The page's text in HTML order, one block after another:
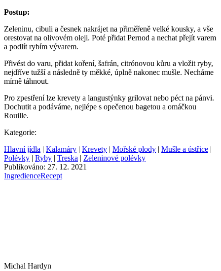
Postup:
Zeleninu, cibuli a česnek nakrájet na přiměřeně velké kousky, a vše
orestovat na olivovém oleji. Poté přidat Pernod a nechat přejít varem
a podlít rybím vývarem.
Přivést do varu, přidat koření, šafrán, citrónovou kůru a vložit ryby,
nejdříve tužší a následně ty měkké, úplně nakonec mušle. Necháme
mírně táhnout.
Pro zpestření lze krevety a langustýnky grilovat nebo péct na pánvi.
Dochutit a podáváme, nejlépe s opečenou bagetou a omáčkou
Rouille.
Kategorie:
Hlavní jídla | Kalamáry | Krevety | Mořské plody | Mušle a ústřice |
Polévky | Ryby | Treska | Zeleninové polévky
Publikováno: 27. 12. 2021
IngredienceRecept
Michal Hardyn